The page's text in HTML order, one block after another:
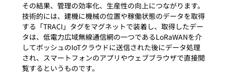
その結果、管理の効率化、生産性の向上につながります。
技術的には、建機に機械の位置や稼働状態のデータを取得
する「TRACI」タグをマグネットで装着し、取得したデー
タは、低電力広域無線通信網の一つであるLoRaWANを介
してボッシュのIoTクラウドに送信された後にデータ処理
され、スマートフォンのアプリやウェブブラウザで直接閲
覧するというものです。